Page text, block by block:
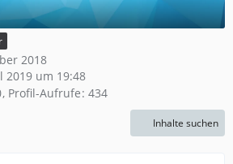
2018
2019 um 19:48
Profil-Aufrufe 434
Inhalte suchen